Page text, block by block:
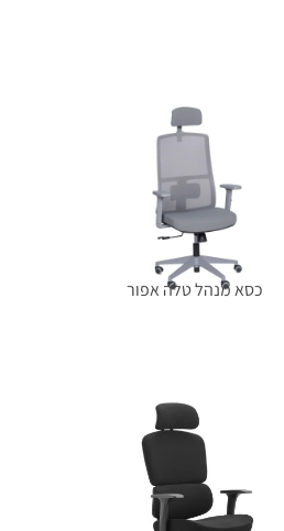
כסא מנהל טלה אפור